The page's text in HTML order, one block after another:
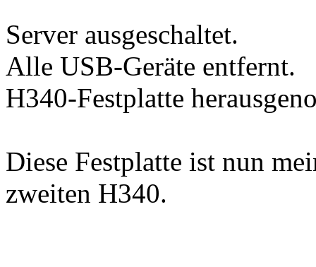
Server ausgeschaltet.
Alle USB-Geräte entfernt.
H340-Festplatte
Diese Festplatte ist nun
zweiten H340.